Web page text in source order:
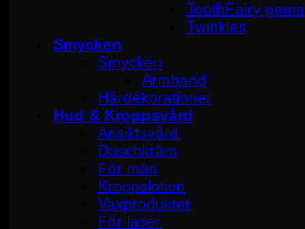
ToothFairy gems
Twinkles
Smycken
Smycken
Armband
Hårdekorationer
Hud & Kroppsvård
Ansiktsvård
Duschkräm
För män
Kroppslotion
Vaxprodukter
För laser